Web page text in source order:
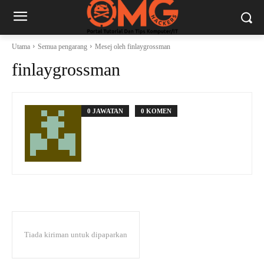
Utama Semua pengarang Mesej oleh finlaygrossman
finlaygrossman
0 JAWATAN 0 KOMEN
Tiada kiriman untuk dipaparkan